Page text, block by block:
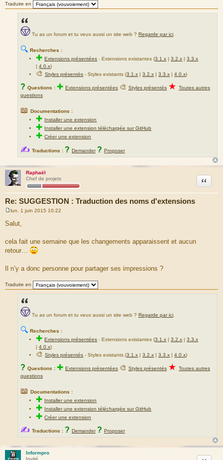
Traduire en
Tu as un forum et tu veux aussi un site web ? Regarde par ici
🔍 Recherches :
✚Extensions présentées -Extensions existantes (3.1.x |3.2.x |3.3.x
|4.0.x)
🎨Styles présentés - Styles existants (3.1.x |3.2.x |3.3.x |4.0.x)
? Questions : ✚ Extensions présentées 🎨 Styles présentés ★ Toutes autres
questions
📖 Documentations :
✚ Installer une extension
✚ Installer une extension téléchargée sur GitHub
✚Créer une extension
✍ Traductions : ? Demander ? Proposer
Raphaël
Chef de projets
Re: SUGGESTION : Traduction des noms d'extensions
Citation
e
s
a
g
e
lun. 1 juin 2015 10:22
Salut,
cela fait une semaine que les changements apparaissent et aucun
retour…
Il n’y a donc personne pour partager ses impressions ?
Traduire en
Tu as un forum et tu veux aussi un site web ? Regarde par ici
🔍 Recherches :
✚Extensions présentées -Extensions existantes (3.1.x |3.2.x |3.3.x
|4.0.x)
🎨Styles présentés - Styles existants (3.1.x |3.2.x |3.3.x |4.0.x)
? Questions : ✚ Extensions présentées 🎨 Styles présentés ★ Toutes autres
questions
📖 Documentations :
✚ Installer une extension
✚ Installer une extension téléchargée sur GitHub
✚Créer une extension
✍ Traductions : ? Demander ? Proposer
Informpro